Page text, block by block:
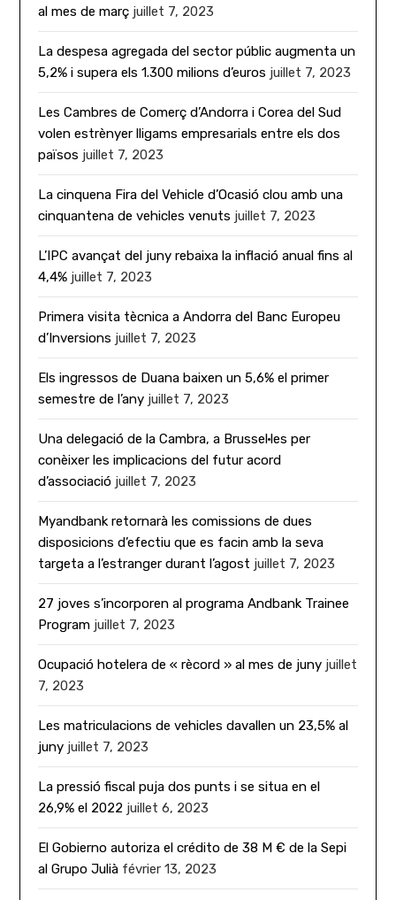
al mes de març juillet 7, 2023
La despesa agregada del sector públic augmenta un
5,2% i supera els 1.300 milions d’euros juillet 7, 2023
Les Cambres de Comerç d’Andorra i Corea del Sud
volen estrènyer lligams empresarials entre els dos
països juillet 7, 2023
La cinquena Fira del Vehicle d’Ocasió clou amb una
cinquantena de vehicles venuts juillet 7, 2023
L’IPC avançat del juny rebaixa la inflació anual fins al
4,4% juillet 7, 2023
Primera visita tècnica a Andorra del Banc Europeu
d’Inversions juillet 7, 2023
Els ingressos de Duana baixen un 5,6% el primer
semestre de l’any juillet 7, 2023
Una delegació de la Cambra, a Brussel·les per
conèixer les implicacions del futur acord
d’associació juillet 7, 2023
Myandbank retornarà les comissions de dues
disposicions d’efectiu que es facin amb la seva
targeta a l’estranger durant l’agost juillet 7, 2023
27 joves s’incorporen al programa Andbank Trainee
Program juillet 7, 2023
Ocupació hotelera de « rècord » al mes de juny juillet
7, 2023
Les matriculacions de vehicles davallen un 23,5% al
juny juillet 7, 2023
La pressió fiscal puja dos punts i se situa en el
26,9% el 2022 juillet 6, 2023
El Gobierno autoriza el crédito de 38 M € de la Sepi
al Grupo Julià février 13, 2023